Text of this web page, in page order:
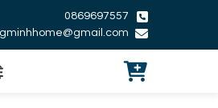
0869697557